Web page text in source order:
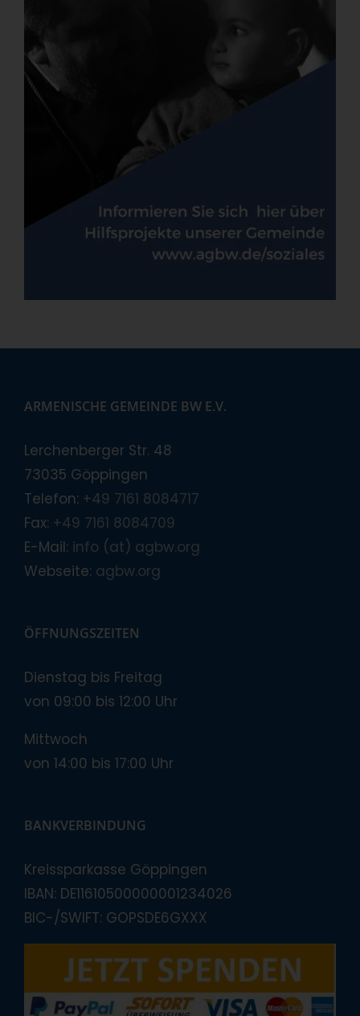
ARMENISCHE GEMEINDE BW E.V.
Lerchenberger Str. 48
73035 Göppingen
Telefon: +49 7161 8084717
Fax: +49 7161 8084709
E-Mail: info (at) agbw.org
Webseite: agbw.org
ÖFFNUNGSZEITEN
Dienstag bis Freitag
von 09:00 bis 12:00 Uhr
Mittwoch
von 14:00 bis 17:00 Uhr
BANKVERBINDUNG
Kreissparkasse Göppingen
IBAN: DE11610500000001234026
BIC-/SWIFT: GOPSDE6GXXX